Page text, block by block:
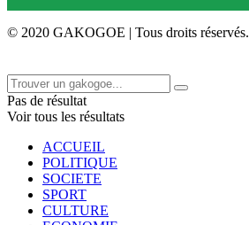
© 2020 GAKOGOE | Tous droits réservés.
Pas de résultat
Voir tous les résultats
ACCUEIL
POLITIQUE
SOCIETE
SPORT
CULTURE